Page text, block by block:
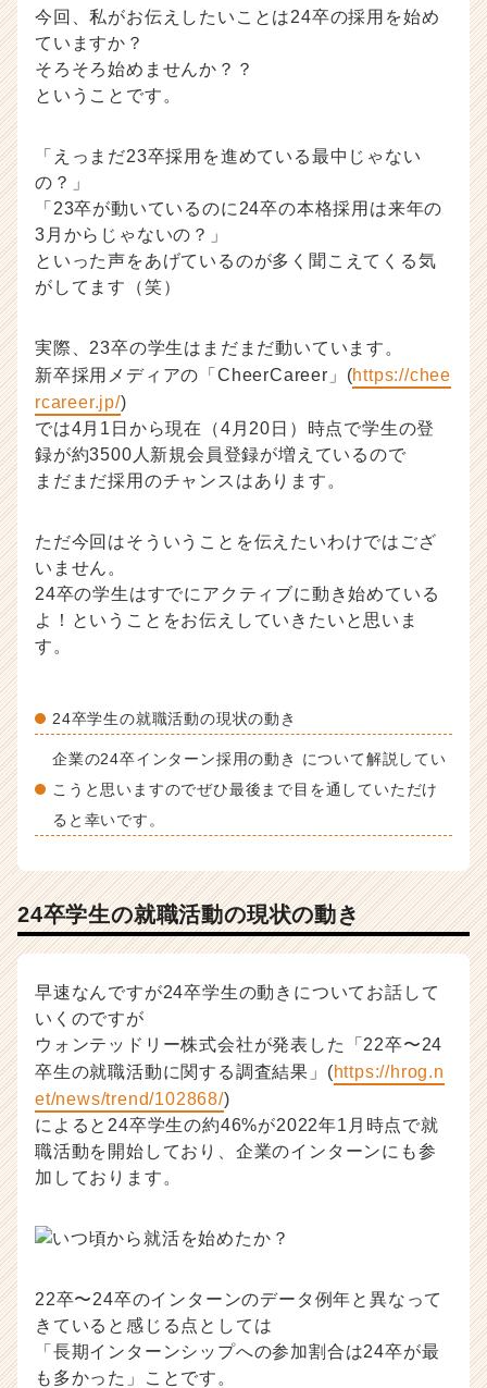
ー・
長
ら
カ
ウ
ト
就
活
ト
チ
ア
リ
（C
h
C
a
r
今回、私がお伝えしたいことは24卒の採用を始め
ていますか？
そろそろ始めませんか？？
ということです。
「えっまだ23卒採用を進めている最中じゃない
の？」
「23卒が動いているのに24卒の本格採用は来年の
3月からじゃないの？」
といった声をあげているのが多く聞こえてくる気
がしてます（笑）
実際、23卒の学生はまだまだ動いています。
新卒採用メディアの「CheerCareer」(https://chee
rcareer.jp/)
では4月1日から現在（4月20日）時点で学生の登
録が約3500人新規会員登録が増えているので
まだまだ採用のチャンスはあります。
ただ今回はそういうことを伝えたいわけではござ
いません。
24卒の学生はすでにアクティブに動き始めている
よ！ということをお伝えしていきたいと思いま
す。
24卒学生の就職活動の現状の動き
企業の24卒インターン採用の動き について解説してい
こうと思いますのでぜひ最後まで目を通していただけ
ると幸いです。
24卒学生の就職活動の現状の動き
早速なんですが24卒学生の動きについてお話して
いくのですが
ウォンテッドリー株式会社が発表した「22卒〜24
卒生の就職活動に関する調査結果」(https://hrog.n
et/news/trend/102868/)
によると24卒学生の約46%が2022年1月時点で就
職活動を開始しており、企業のインターンにも参
加しております。
22卒〜24卒のインターンのデータ例年と異なって
きていると感じる点としては
「長期インターンシップへの参加割合は24卒が最
も多かった」ことです。